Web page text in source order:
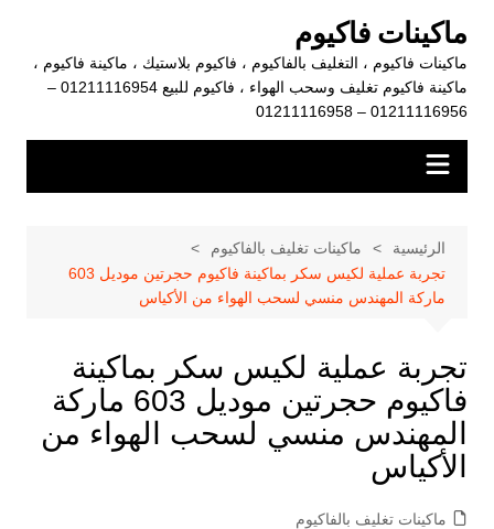
المحتوى
ماكينات فاكيوم
ماكينات فاكيوم ، التغليف بالفاكيوم ، فاكيوم بلاستيك ، ماكينة فاكيوم ،
ماكينة فاكيوم تغليف وسحب الهواء ، فاكيوم للبيع 01211116954 –
01211116956 – 01211116958
الرئيسية
ماكينات تغليف بالفاكيوم
تجربة عملية لكيس سكر بماكينة فاكيوم حجرتين موديل 603
ماركة المهندس منسي لسحب الهواء من الأكياس
تجربة عملية لكيس سكر بماكينة
فاكيوم حجرتين موديل 603 ماركة
المهندس منسي لسحب الهواء من
الأكياس
ماكينات تغليف بالفاكيوم